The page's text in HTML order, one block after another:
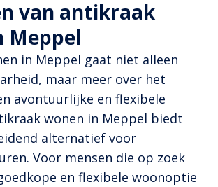
van antikraak
Meppel
in Meppel gaat niet alleen
maar meer over het
avontuurlijke en flexibele
wonen in Meppel biedt
alternatief voor
Voor mensen die op zoek
en flexibele woonoptie